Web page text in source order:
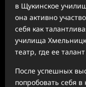
в Щукинское
она активно
себя как
училища
театр, где ее
После успешных
попробовать себя